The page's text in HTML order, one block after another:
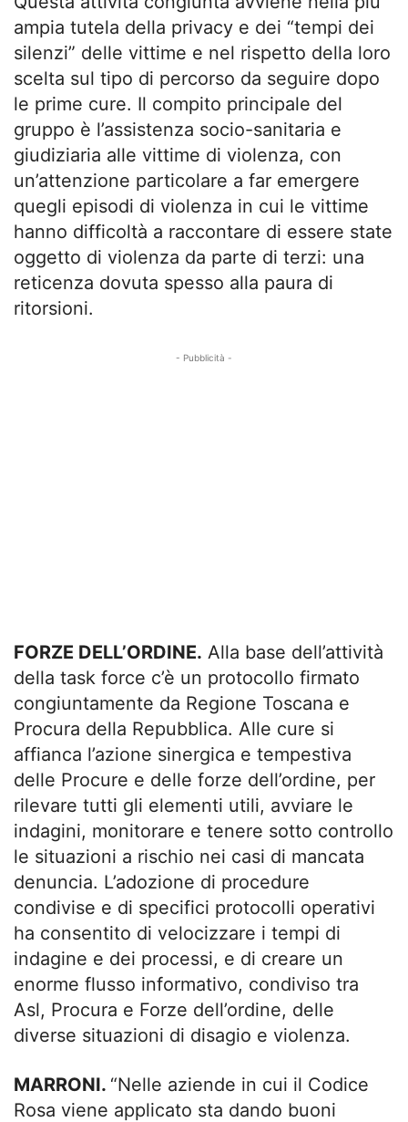
ampia tutela della privacy e dei “tempi dei
silenzi” delle vittime e nel rispetto della loro
scelta sul tipo di percorso da seguire dopo
le prime cure. Il compito principale del
gruppo è l’assistenza socio-sanitaria e
giudiziaria alle vittime di violenza, con
un’attenzione particolare a far emergere
quegli episodi di violenza in cui le vittime
hanno difficoltà a raccontare di essere state
oggetto di violenza da parte di terzi: una
reticenza dovuta spesso alla paura di
ritorsioni.
- Pubblicità -
FORZE DELL’ORDINE. Alla base dell’attività
della task force c’è un protocollo firmato
congiuntamente da Regione Toscana e
Procura della Repubblica. Alle cure si
affianca l’azione sinergica e tempestiva
delle Procure e delle forze dell’ordine, per
rilevare tutti gli elementi utili, avviare le
indagini, monitorare e tenere sotto controllo
le situazioni a rischio nei casi di mancata
denuncia. L’adozione di procedure
condivise e di specifici protocolli operativi
ha consentito di velocizzare i tempi di
indagine e dei processi, e di creare un
enorme flusso informativo, condiviso tra
Asl, Procura e Forze dell’ordine, delle
diverse situazioni di disagio e violenza.
MARRONI. “Nelle aziende in cui il Codice
Rosa viene applicato sta dando buoni